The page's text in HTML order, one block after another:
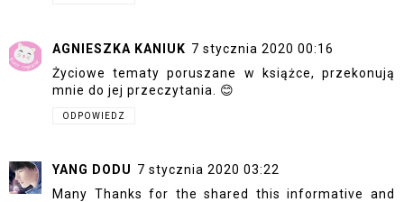
AGNIESZKA KANIUK 7 stycznia 2020 00:16
Życiowe tematy poruszane w książce, przekonują
mnie do jej przeczytania. 😊
ODPOWIEDZ
YANG DODU 7 stycznia 2020 03:22
Many Thanks for the shared this informative and